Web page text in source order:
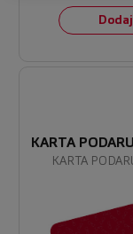
KARTA
KARTA